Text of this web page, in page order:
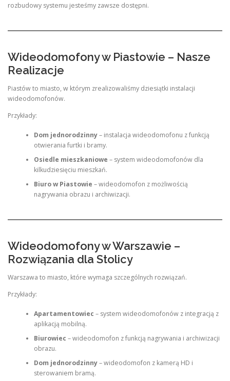
rozbudowy systemu jesteśmy zawsze dostępni.
Wideodomofony w Piastowie – Nasze
Realizacje
Piastów to miasto, w którym zrealizowaliśmy dziesiątki instalacji
wideodomofonów.
Przykłady:
Dom jednorodzinny– instalacja wideodomofonu z funkcją
otwierania furtki i bramy.
Osiedle mieszkaniowe – system wideodomofonów dla
kilkudziesięciu mieszkań.
Biuro w Piastowie – wideodomofon z możliwością
nagrywania obrazu i archiwizacji.
Wideodomofony w Warszawie –
Rozwiązania dla Stolicy
Warszawa to miasto, które wymaga szczególnych rozwiązań.
Przykłady:
Apartamentowiec – system wideodomofonów z integracją z
aplikacją mobilną.
Biurowiec – wideodomofon z funkcją nagrywania i archiwizacji
obrazu.
Dom jednorodzinny– wideodomofon z kamerą HD i
sterowaniem bramą.